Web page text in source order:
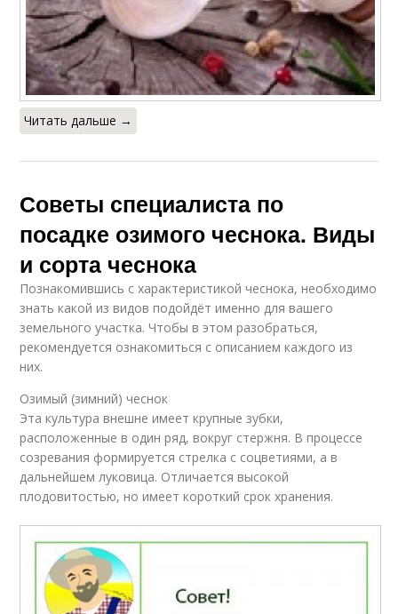
Читать дальше →
Советы специалиста по
посадке озимого чеснока. Виды
и сорта чеснока
Познакомившись с характеристикой чеснока, необходимо
знать какой из видов подойдёт именно для вашего
земельного участка. Чтобы в этом разобраться,
рекомендуется ознакомиться с описанием каждого из
них.
Озимый (зимний) чеснок
Эта культура внешне имеет крупные зубки,
расположенные в один ряд, вокруг стержня. В процессе
созревания формируется стрелка с соцветиями, а в
дальнейшем луковица. Отличается высокой
плодовитостью, но имеет короткий срок хранения.